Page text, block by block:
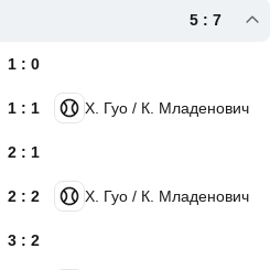
5 : 7
1 : 0
Х. Гуо / К. Младенович
1 : 1
2 : 1
Х. Гуо / К. Младенович
2 : 2
3 : 2